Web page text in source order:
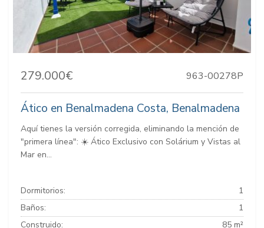
279.000€ 963-00278P
Ático en Benalmadena Costa, Benalmadena
Aquí tienes la versión corregida, eliminando la mención de
"primera línea": ☀️ Ático Exclusivo con Solárium y Vistas al
Mar en...
Dormitorios:
1
Baños:
1
Construido:
85 m²